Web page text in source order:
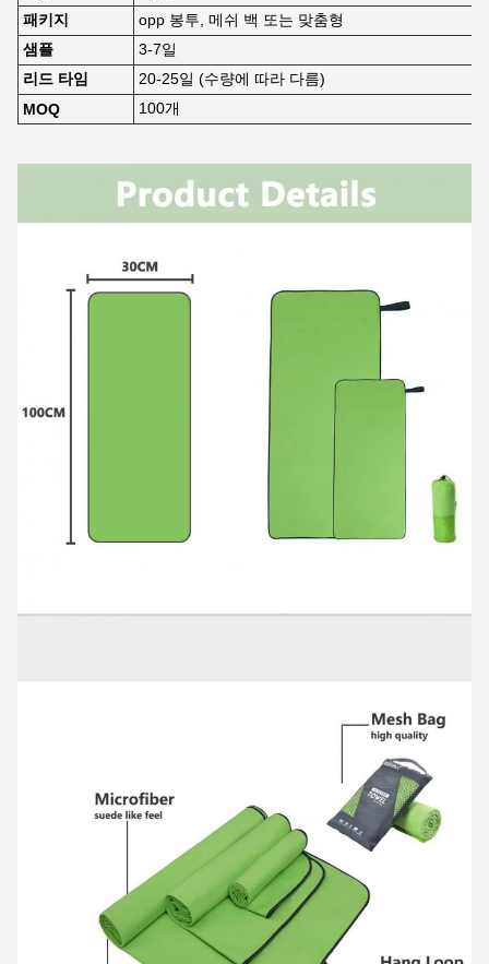
패키지
opp 봉투, 메쉬 백 또는 맞춤형
샘플
3-7일
리드 타임
20-25일 (수량에 따라 다름)
MOQ
100개